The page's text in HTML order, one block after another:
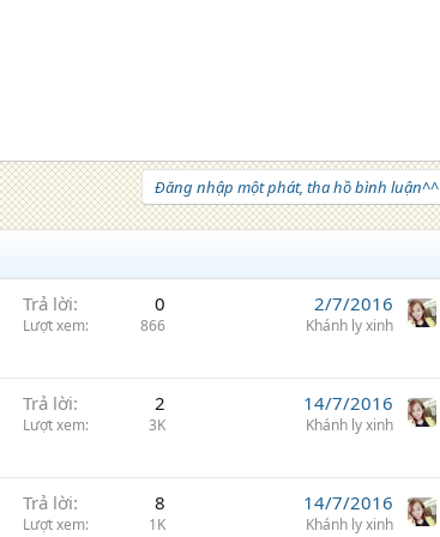
Đăng nhập một phát, tha hồ bình luận^^
Trả lời 0
Lượt xem 866
2/7/2016
Khánh ly xinh
Trả lời 2
Lượt xem 3K
14/7/2016
Khánh ly xinh
Trả lời 8
Lượt xem 1K
14/7/2016
Khánh ly xinh